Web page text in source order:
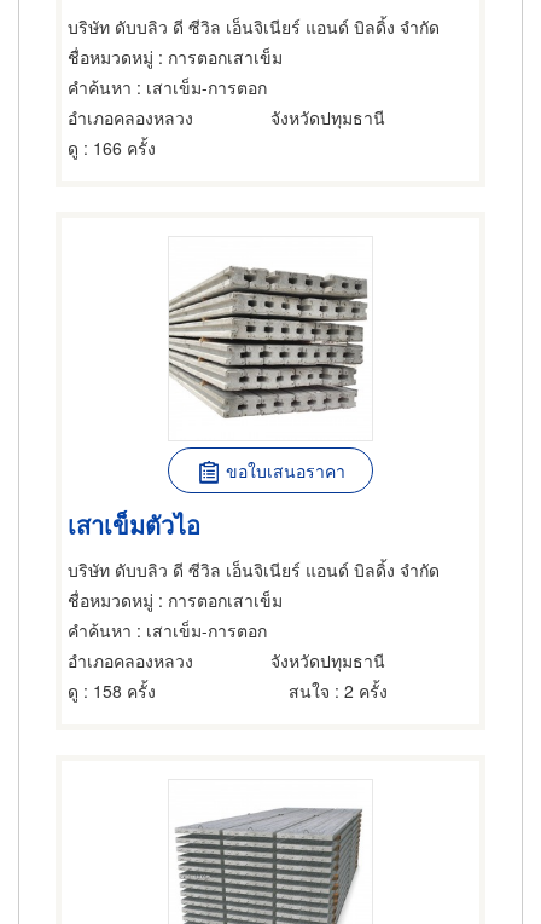
บริษัท ดับบลิว ดี ซีวิล เอ็นจิเนียร์ แอนด์ บิลดิ้ง จำกัด
ชื่อหมวดหมู่ : การตอกเสาเข็ม
คำค้นหา : เสาเข็ม-การตอก
อำเภอคลองหลวง
จังหวัดปทุมธานี
ดู : 166 ครั้ง
ขอใบเสนอราคา
เสาเข็มตัวไอ
บริษัท ดับบลิว ดี ซีวิล เอ็นจิเนียร์ แอนด์ บิลดิ้ง จำกัด
ชื่อหมวดหมู่ : การตอกเสาเข็ม
คำค้นหา : เสาเข็ม-การตอก
อำเภอคลองหลวง
จังหวัดปทุมธานี
ดู : 158 ครั้ง สนใจ : 2 ครั้ง